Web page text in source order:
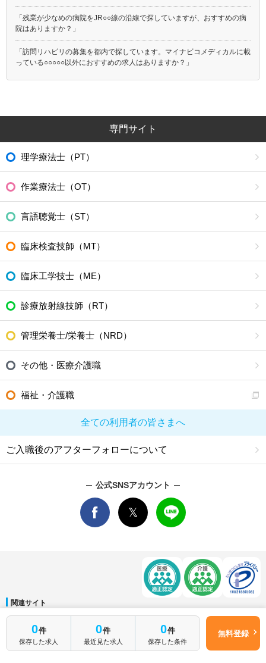
0件
保存した求人
0件
最近見た求人
0件
保存した条件
無料登録
「残業が少なめの病院をJR○○線の沿線で探していますが、おすすめの病
院はありますか？」
「訪問リハビリの募集を都内で探しています。マイナビコメディカルに載
っている○○○○○以外におすすめの求人はありますか？」
専門サイト
理学療法士（PT）
作業療法士（OT）
言語聴覚士（ST）
臨床検査技師（MT）
臨床工学技士（ME）
診療放射線技師（RT）
管理栄養士/栄養士（NRD）
その他・医療介護職
福祉・介護職
全ての利用者の皆さまへ
ご入職後のアフターフォローについて
公式SNSアカウント
関連サイト
マイナビDOCTOR│マイナビ看護師│マイナビ薬剤師│マイナビ保育士
運営会社
会社概要│ ご利用規約 個人情報保護方針 サイトマップ│お問い合わせ